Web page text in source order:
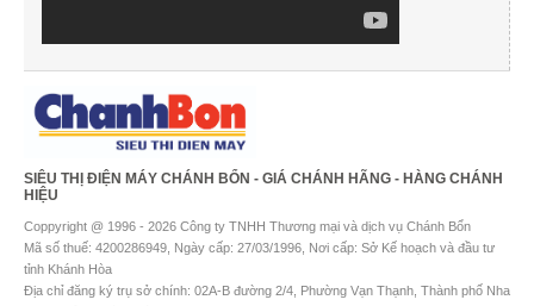
SIÊU THỊ ĐIỆN MÁY CHÁNH BỔN - GIÁ CHÁNH HÃNG - HÀNG CHÁNH
HIỆU
Coppyright @ 1996 - 2026 Công ty TNHH Thương mại và dịch vụ Chánh Bổn
Mã số thuế: 4200286949, Ngày cấp: 27/03/1996, Nơi cấp: Sở Kế hoạch và đầu tư
tỉnh Khánh Hòa
Địa chỉ đăng ký trụ sở chính: 02A-B đường 2/4, Phường Vạn Thạnh, Thành phố Nha